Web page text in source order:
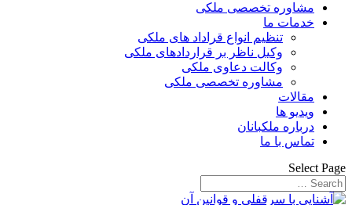
مشاوره تخصصی ملکی
خدمات ما
تنظیم انواع قراداد های ملکی
وکیل ناظر بر قراردادهای ملکی
وکالت دعاوی ملکی
مشاوره تخصصی ملکی
مقالات
ویدیو ها
درباره ملکبانان
تماس با ما
Select Page